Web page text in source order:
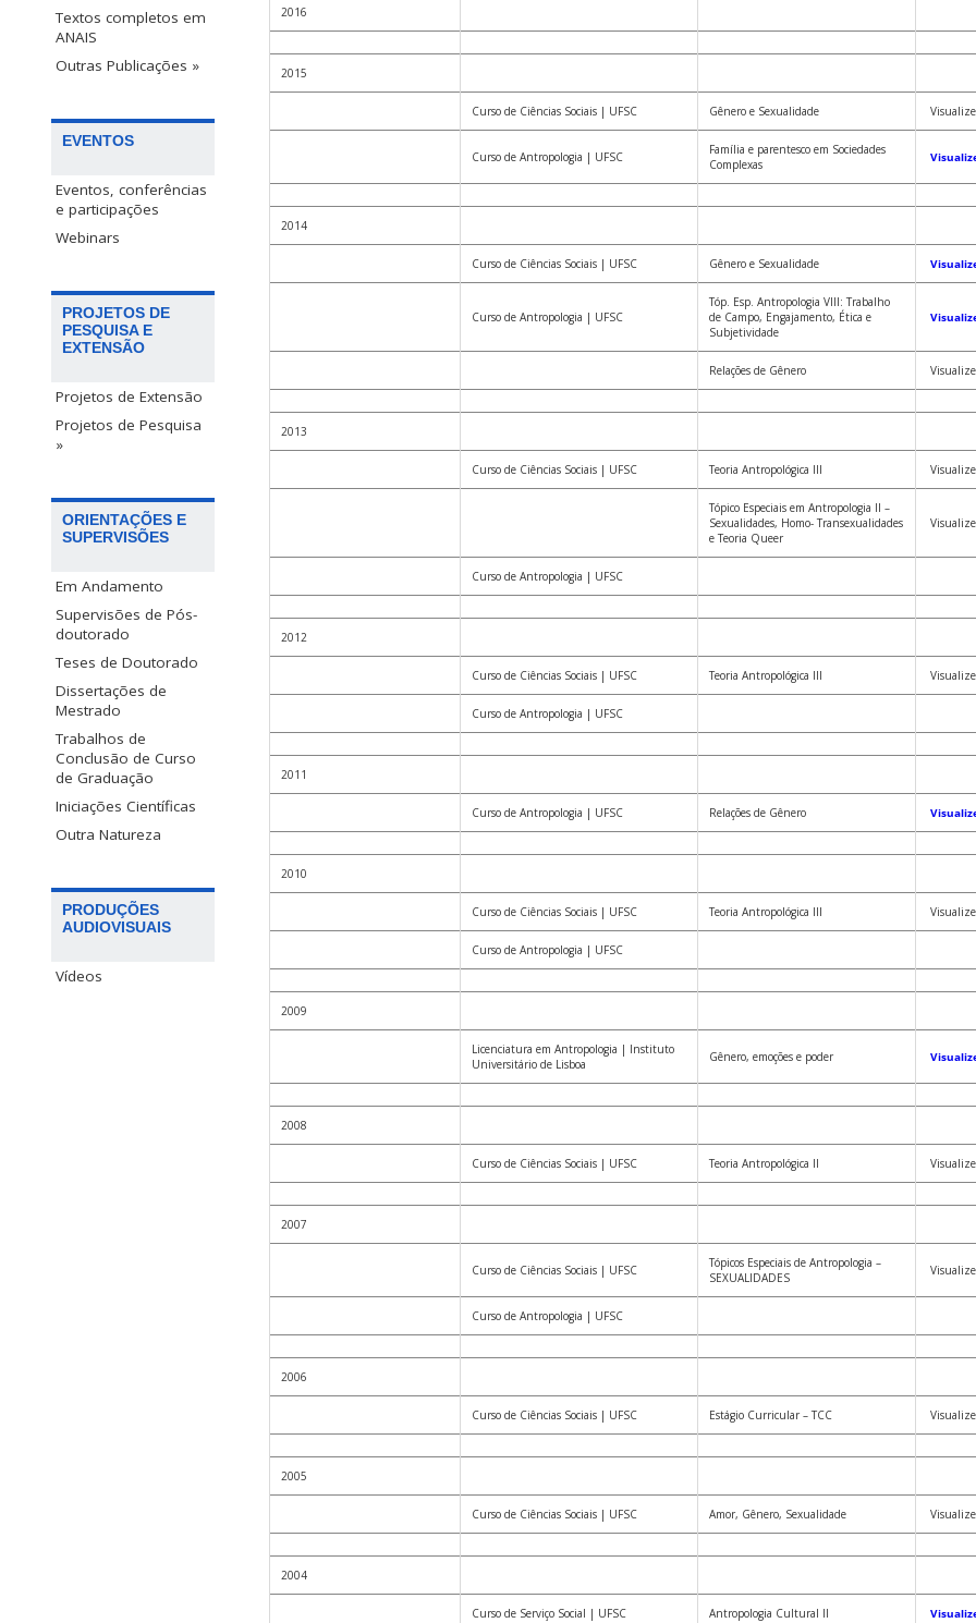
Textos completos em
ANAIS
Outras Publicações »
EVENTOS
Eventos, conferências
e participações
Webinars
PROJETOS DE
PESQUISA E
EXTENSÃO
Projetos de Extensão
Projetos de Pesquisa
»
ORIENTAÇÕES E
SUPERVISÕES
Em Andamento
Supervisões de Pós-
doutorado
Teses de Doutorado
Dissertações de
Mestrado
Trabalhos de
Conclusão de Curso
de Graduação
Iniciações Científicas
Outra Natureza
PRODUÇÕES
AUDIOVISUAIS
Vídeos
2016
2015
Curso de Ciências Sociais | UFSC Gênero e Sexualidade Visualize
Curso de Antropologia | UFSC
Família e parentesco em Sociedades
Complexas
2014
Curso de Ciências Sociais | UFSC Gênero e Sexualidade
Curso de Antropologia | UFSC
Tóp. Esp. Antropologia VIII: Trabalho
de Campo, Engajamento, Ética e
Subjetividade
Relações de Gênero Visualize
2013
Curso de Ciências Sociais | UFSC Teoria Antropológica III Visualize
Tópico Especiais em Antropologia II –
Sexualidades, Homo- Transexualidades
e Teoria Queer
Visualize
Curso de Antropologia | UFSC
2012
Curso de Ciências Sociais | UFSC Teoria Antropológica III Visualize
Curso de Antropologia | UFSC
2011
Curso de Antropologia | UFSC Relações de Gênero
2010
Curso de Ciências Sociais | UFSC Teoria Antropológica III Visualize
Curso de Antropologia | UFSC
2009
Licenciatura em Antropologia | Instituto
Universitário de Lisboa
Gênero, emoções e poder
2008
Curso de Ciências Sociais | UFSC Teoria Antropológica II Visualize
2007
Curso de Ciências Sociais | UFSC
Tópicos Especiais de Antropologia –
SEXUALIDADES
Visualize
Curso de Antropologia | UFSC
2006
Curso de Ciências Sociais | UFSC Estágio Curricular – TCC Visualize
2005
Curso de Ciências Sociais | UFSC Amor, Gênero, Sexualidade Visualize
2004
Curso de Serviço Social | UFSC Antropologia Cultural II